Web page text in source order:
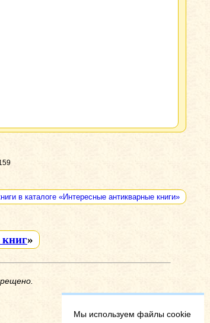
в каталоге «Интересные антикварные книги»
»
Мы используем файлы cookie